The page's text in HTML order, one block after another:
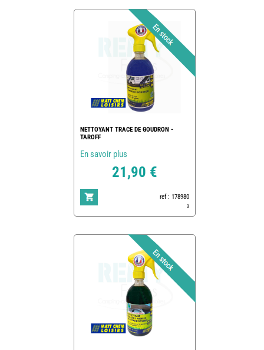
NETTOYANT TRACE DE GOUDRON -
TAROFF
En savoir plus
21,90 €
ref : 178980
3